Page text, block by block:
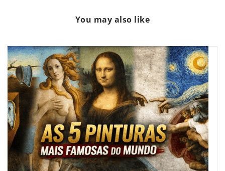
on
Facebook
Brasileiro"
on
Twitter
on
Pinterest
You may also like